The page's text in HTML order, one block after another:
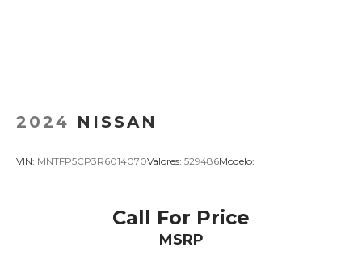
2024 NISSAN
VIN: MNTFP5CP3R6014070Valores: 529486Modelo:
Call For Price
MSRP